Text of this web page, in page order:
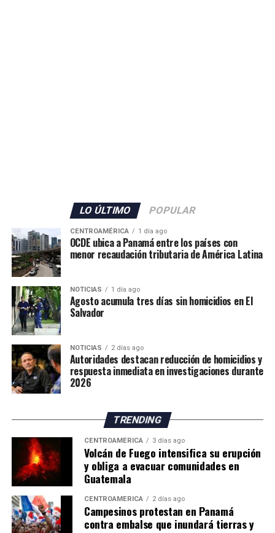
agentes adicionales, que se sumarán a los 80 efectivos ya
desplegados en el territorio.
Además, las autoridades anunciaron el envío de grupos
de buceadores y embarcaciones del Servicio Marítimo de
la Guardia Civil para apoyar las labores de vigilancia y
respuesta ante nuevos intentos de ingreso irregular.
La situación mantiene en alerta a las autoridades
españolas, mientras continúan las gestiones para
atender la emergencia migratoria y reforzar el control
fronterizo.
LO ÚLTIMO POPULAR
CENTROAMÉRICA 1 día ago
OCDE ubica a Panamá entre los países con
menor recaudación tributaria de América Latina
NOTICIAS 1 día ago
Agosto acumula tres días sin homicidios en El
Salvador
NOTICIAS 2 días ago
Autoridades destacan reducción de homicidios y
respuesta inmediata en investigaciones durante
2026
TRENDING
CENTROAMÉRICA 3 días ago
Volcán de Fuego intensifica su erupción
y obliga a evacuar comunidades en
Guatemala
CENTROAMÉRICA 2 días ago
Campesinos protestan en Panamá
contra embalse que inundará tierras y